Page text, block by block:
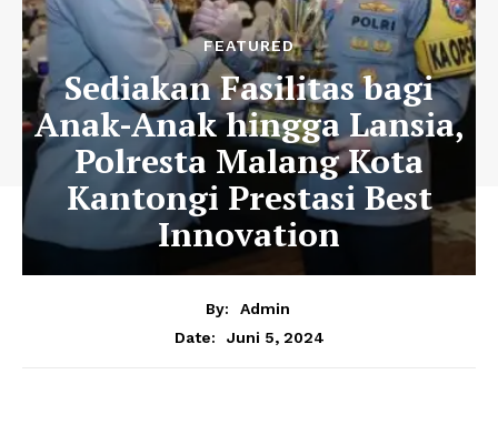
FEATURED
Sediakan Fasilitas bagi
Anak-Anak hingga Lansia,
Polresta Malang Kota
Kantongi Prestasi Best
Innovation
By:
Admin
Date:
Juni 5, 2024